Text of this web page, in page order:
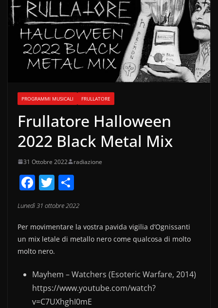
PROGRAMMI MUSICALI FRULLATORE
Frullatore Halloween
2022 Black Metal Mix
31 Ottobre 2022 radiazione
F
c
e
b
o
o
k
T
w
itt
er
n
di
vi
Lunedì 31 ottobre 2022
Per movimentare la vostra pavida vigilia d’Ognissanti
un mix letale di metallo nero come qualcosa di molto
molto nero.
Mayhem – Watchers (Esoteric Warfare, 2014)
https://www.youtube.com/watch?
v=C7UXhghI0mE